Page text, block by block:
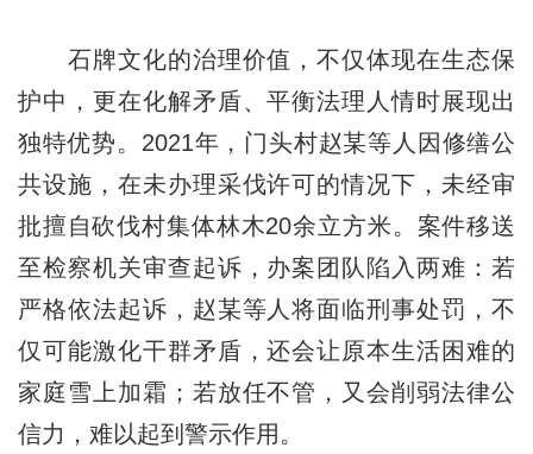
石牌文化的治理价值，不仅体现在生态保
护中，更在化解矛盾、平衡法理人情时展现出
独特优势。2021年，门头村赵某等人因修缮公
共设施，在未办理采伐许可的情况下，未经审
批擅自砍伐村集体林木20余立方米。案件移送
至检察机关审查起诉，办案团队陷入两难：若
严格依法起诉，赵某等人将面临刑事处罚，不
仅可能激化干群矛盾，还会让原本生活困难的
家庭雪上加霜；若放任不管，又会削弱法律公
信力，难以起到警示作用。